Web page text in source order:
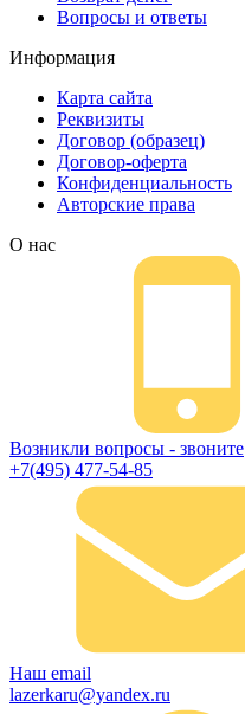
Вопросы и ответы
Информация
Карта сайта
Реквизиты
Договор (образец)
Договор-оферта
Конфиденциальность
Авторские права
О нас
Возникли вопросы - звоните
+7(495) 477-54-85
Наш email
lazerkaru@yandex.ru